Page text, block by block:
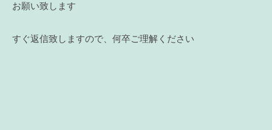
お願い致します
すぐ返信致しますので、何卒ご理解ください